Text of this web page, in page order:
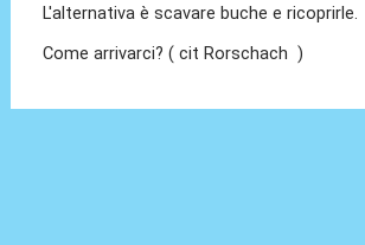
L'alternativa è scavare buche e ricoprirle.
Come arrivarci? ( cit Rorschach )